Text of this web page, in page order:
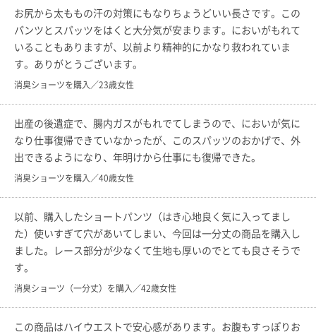
お尻から太ももの汗の対策にもなりちょうどいい長さです。この
パンツとスパッツをはくと大分気が安まります。においがもれて
いることもありますが、以前より精神的にかなり救われていま
す。ありがとうございます。
消臭ショーツを購入／23歳女性
出産の後遺症で、腸内ガスがもれでてしまうので、においが気に
なり仕事復帰できていなかったが、このスパッツのおかげで、外
出できるようになり、年明けから仕事にも復帰できた。
消臭ショーツを購入／40歳女性
以前、購入したショートパンツ（はき心地良く気に入ってまし
た）使いすぎて穴があいてしまい、今回は一分丈の商品を購入し
ました。レース部分が少なくて生地も厚いのでとても良さそうで
す。
消臭ショーツ（一分丈）を購入／42歳女性
この商品はハイウエストで安心感があります。お腹もすっぽりお